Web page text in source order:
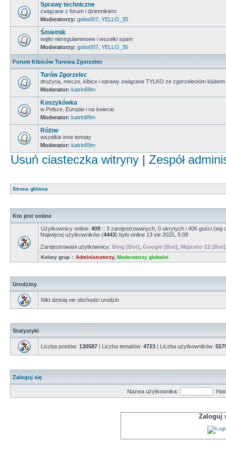
Sprawy techniczne
związane z forum i dziennikiem
Moderatorzy: gobo007 YELLO_35
Śmietnik
wątki nieregulaminowe i wszelki spam
Moderatorzy: gobo007 YELLO_35
Forum Kibiców Turowa Zgorzelec
Turów Zgorzelec
drużyna, mecze, kibice i sprawy związane TYLKO ze zgorzeleckim klubem
Moderator: katrin89m
Koszykówka
w Polsce, Europie i na świecie
Moderator: katrin89m
Różne
wszelkie inne tematy
Moderator: katrin89m
Usuń ciasteczka witryny | Zespół
Strona główna
Kto jest online
Użytkownicy online: 409 :: 3 zarejestrowanych, 0 ukrytych i 406 gości (wg
Najwięcej użytkowników (4443) było online 13 sie 2025, 5:08
Zarejestrowani użytkownicy: Bing [Bot] Google [Bot] Majestic-12 [Bot]
Kolory grup :: Administratorzy, Moderatorzy globalni
Urodziny
Nikt dzisiaj nie obchodzi urodzin
Statystyki
Liczba postów: 130587 | Liczba tematów: 4723 | Liczba użytkowników:
Zaloguj się
Nazwa użytkownika:
Zaloguj